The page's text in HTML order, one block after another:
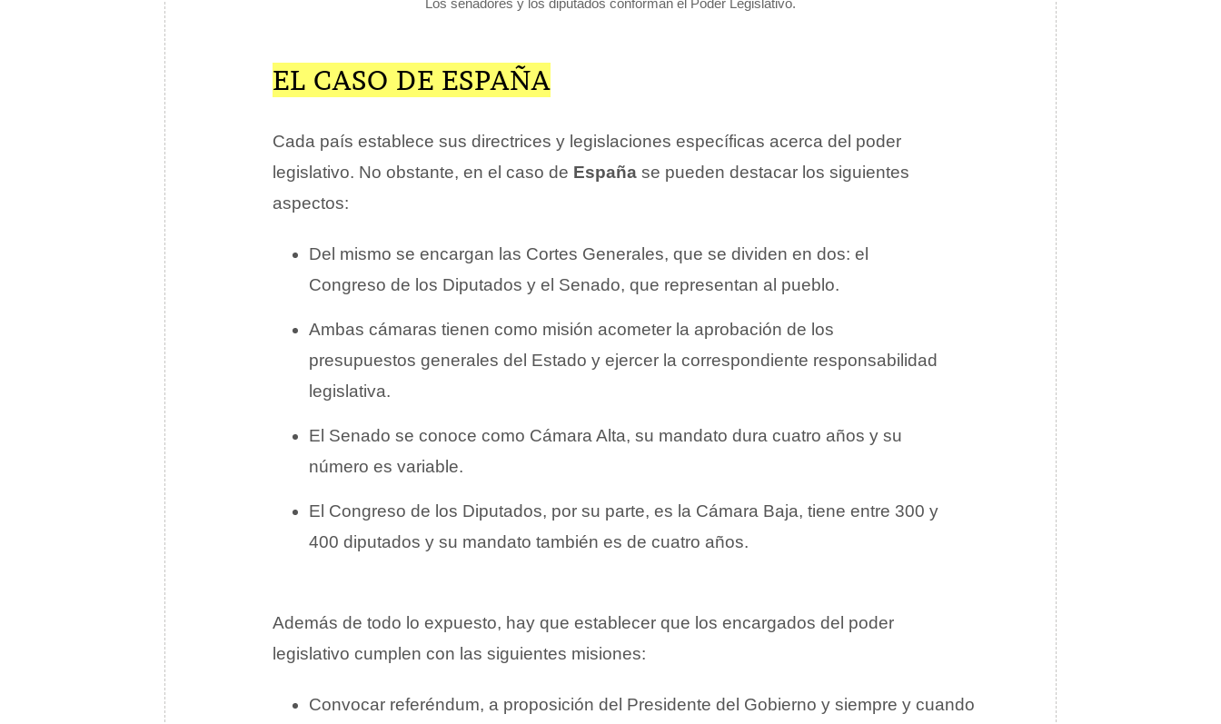
Los senadores y los diputados conforman el Poder Legislativo.
EL CASO DE ESPAÑA
Cada país establece sus directrices y legislaciones específicas acerca del poder
legislativo. No obstante, en el caso de España se pueden destacar los siguientes
aspectos:
Del mismo se encargan las Cortes Generales, que se dividen en dos: el
Congreso de los Diputados y el Senado, que representan al pueblo.
Ambas cámaras tienen como misión acometer la aprobación de los
presupuestos generales del Estado y ejercer la correspondiente responsabilidad
legislativa.
El Senado se conoce como Cámara Alta, su mandato dura cuatro años y su
número es variable.
El Congreso de los Diputados, por su parte, es la Cámara Baja, tiene entre 300 y
400 diputados y su mandato también es de cuatro años.
Además de todo lo expuesto, hay que establecer que los encargados del poder
legislativo cumplen con las siguientes misiones:
Convocar referéndum, a proposición del Presidente del Gobierno y siempre y cuando